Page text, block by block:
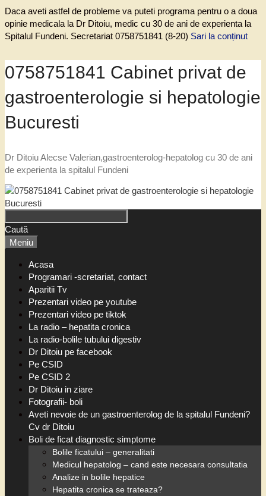
Daca aveti astfel de probleme va puteti programa pentru o a doua
opinie medicala la Dr Ditoiu, medic cu 30 de ani de experienta la
Spitalul Fundeni. Secretariat 0758751841 (8-20) Sari la conținut
0758751841 Cabinet privat de
gastroenterologie si hepatologie
Bucuresti
Dr Ditoiu Alecse Valerian,gastroenterolog-hepatolog cu 30 de ani
de experienta la spitalul Fundeni
Caută
Meniu
Acasa
Programari -scretariat, contact
Aparitii Tv
Prezentari video pe youtube
Prezentari video pe tiktok
La radio – hepatita cronica
La radio-bolile tubului digestiv
Dr Ditoiu pe facebook
Pe CSID
Pe CSID 2
Dr Ditoiu in ziare
Fotografii- boli
Aveti nevoie de un gastroenterolog de la spitalul Fundeni?
Cv dr Ditoiu
Boli de ficat diagnostic simptome
Bolile ficatului – generalitati
Medicul hepatolog – cand este necesara consultatia
Analize in bolile hepatice
Hepatita cronica se trateaza?